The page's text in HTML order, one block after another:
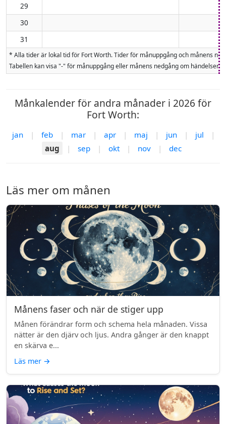
29
30
31
* Alla tider är lokal tid för Fort Worth. Tider för månuppgång och månens
Tabellen kan visa "-" för månuppgång eller månens nedgång om
Månkalender för andra månader i 2026 för
Fort Worth:
jan | feb | mar | apr | maj | jun | jul
|
aug
| sep | okt | nov | dec
Läs mer om månen
Månens faser och när de stiger upp
Månen förändrar form och schema hela månaden. Vissa
nätter är den djärv och ljus. Andra gånger är den knappt
en skärva e...
Läs mer →